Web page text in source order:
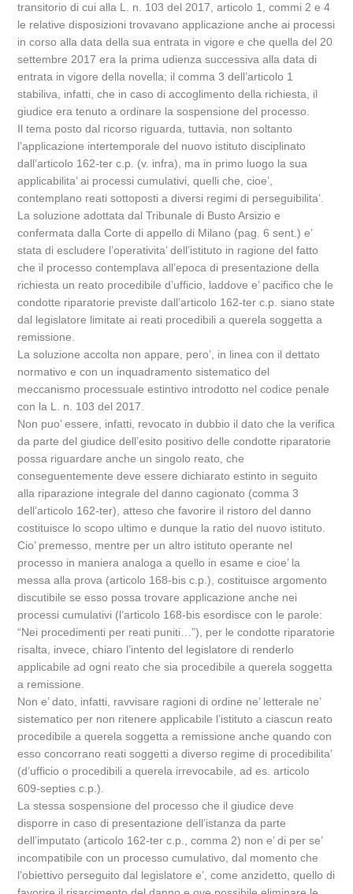
transitorio di cui alla L. n. 103 del 2017, articolo 1, commi 2 e 4
le relative disposizioni trovavano applicazione anche ai processi
in corso alla data della sua entrata in vigore e che quella del 20
settembre 2017 era la prima udienza successiva alla data di
entrata in vigore della novella; il comma 3 dell’articolo 1
stabiliva, infatti, che in caso di accoglimento della richiesta, il
giudice era tenuto a ordinare la sospensione del processo.
Il tema posto dal ricorso riguarda, tuttavia, non soltanto
l’applicazione intertemporale del nuovo istituto disciplinato
dall’articolo 162-ter c.p. (v. infra), ma in primo luogo la sua
applicabilita’ ai processi cumulativi, quelli che, cioe’,
contemplano reati sottoposti a diversi regimi di perseguibilita’.
La soluzione adottata dal Tribunale di Busto Arsizio e
confermata dalla Corte di appello di Milano (pag. 6 sent.) e’
stata di escludere l’operativita’ dell’istituto in ragione del fatto
che il processo contemplava all’epoca di presentazione della
richiesta un reato procedibile d’ufficio, laddove e’ pacifico che le
condotte riparatorie previste dall’articolo 162-ter c.p. siano state
dal legislatore limitate ai reati procedibili a querela soggetta a
remissione.
La soluzione accolta non appare, pero’, in linea con il dettato
normativo e con un inquadramento sistematico del
meccanismo processuale estintivo introdotto nel codice penale
con la L. n. 103 del 2017.
Non puo’ essere, infatti, revocato in dubbio il dato che la verifica
da parte del giudice dell’esito positivo delle condotte riparatorie
possa riguardare anche un singolo reato, che
conseguentemente deve essere dichiarato estinto in seguito
alla riparazione integrale del danno cagionato (comma 3
dell’articolo 162-ter), atteso che favorire il ristoro del danno
costituisce lo scopo ultimo e dunque la ratio del nuovo istituto.
Cio’ premesso, mentre per un altro istituto operante nel
processo in maniera analoga a quello in esame e cioe’ la
messa alla prova (articolo 168-bis c.p.), costituisce argomento
discutibile se esso possa trovare applicazione anche nei
processi cumulativi (l’articolo 168-bis esordisce con le parole:
“Nei procedimenti per reati puniti…”), per le condotte riparatorie
risalta, invece, chiaro l’intento del legislatore di renderlo
applicabile ad ogni reato che sia procedibile a querela soggetta
a remissione.
Non e’ dato, infatti, ravvisare ragioni di ordine ne’ letterale ne’
sistematico per non ritenere applicabile l’istituto a ciascun reato
procedibile a querela soggetta a remissione anche quando con
esso concorrano reati soggetti a diverso regime di procedibilita’
(d’ufficio o procedibili a querela irrevocabile, ad es. articolo
609-septies c.p.).
La stessa sospensione del processo che il giudice deve
disporre in caso di presentazione dell’istanza da parte
dell’imputato (articolo 162-ter c.p., comma 2) non e’ di per se’
incompatibile con un processo cumulativo, dal momento che
l’obiettivo perseguito dal legislatore e’, come anzidetto, quello di